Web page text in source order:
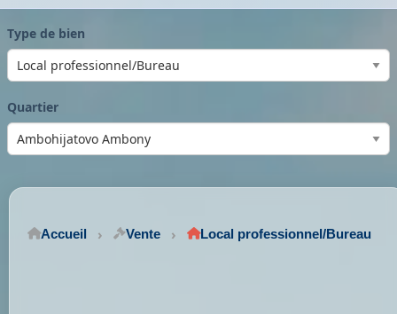
Type de bien
Quartier
Accueil Vente Local professionnel/Bureau